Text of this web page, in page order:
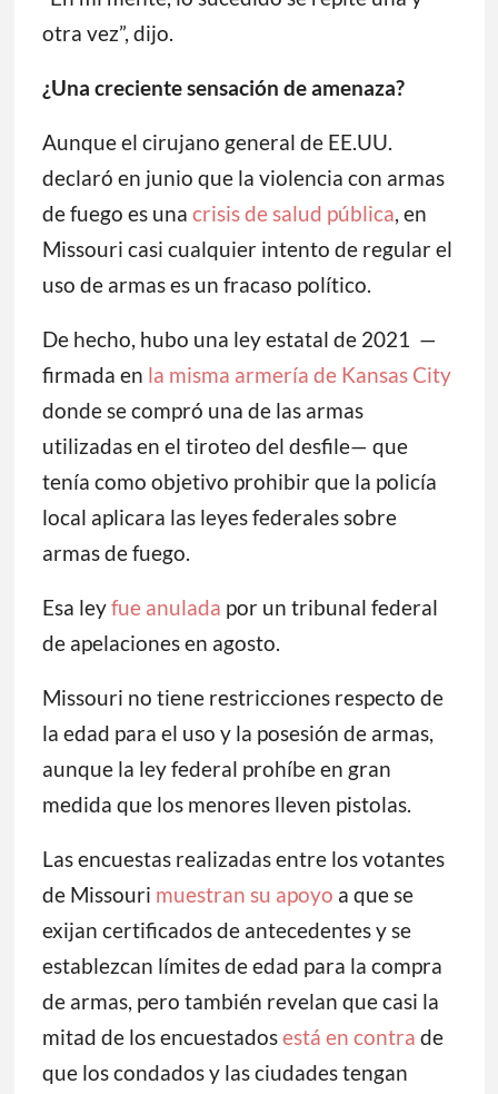
otra vez”, dijo.
¿Una creciente sensación de amenaza?
Aunque el cirujano general de EE.UU.
declaró en junio que la violencia con armas
de fuego es una crisis de salud pública, en
Missouri casi cualquier intento de regular el
uso de armas es un fracaso político.
De hecho, hubo una ley estatal de 2021 —
firmada en la misma armería de Kansas City
donde se compró una de las armas
utilizadas en el tiroteo del desfile— que
tenía como objetivo prohibir que la policía
local aplicara las leyes federales sobre
armas de fuego.
Esa leyfue anulada por un tribunal federal
de apelaciones en agosto.
Missouri no tiene restricciones respecto de
la edad para el uso y la posesión de armas,
aunque la ley federal prohíbe en gran
medida que los menores lleven pistolas.
Las encuestas realizadas entre los votantes
de Missouri muestran su apoyo a que se
exijan certificados de antecedentes y se
establezcan límites de edad para la compra
de armas, pero también revelan que casi la
mitad de los encuestadosestá en contra de
que los condados y las ciudades tengan